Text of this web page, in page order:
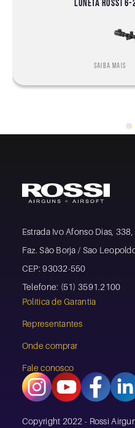
LUNETA ROSSI
Saiba mais
Estrada Ivo Afonso Dias, 338,
Faz. São Borja / Sao
CEP: 93032-550
Telefone: (51) 3591.2100
Política de Garantia
Representantes
Onde comprar
Fale conosco
Copyright 2022 - Rossi